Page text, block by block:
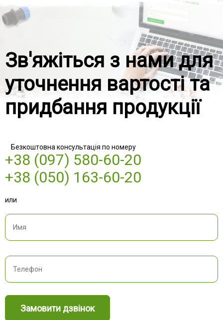
Зв'яжіться з нами для
уточнення вартості та
придбання продукції
Безкоштовна консультація по номеру
+38 (097) 580-60-20
+38 (050) 163-60-20
или
Замовити дзвінок